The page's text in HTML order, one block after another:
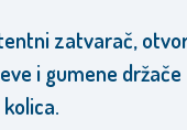
zatvarač,
i gumene držače